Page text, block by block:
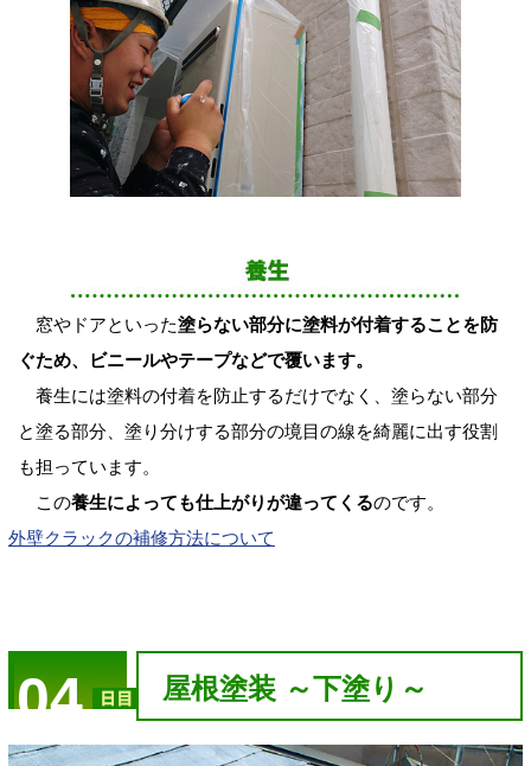
窓やドアといった塗らない部分に塗料が付着することを防
ぐため、ビニールやテープなどで覆います。
養生には塗料の付着を防止するだけでなく、塗らない部分
と塗る部分、塗り分けする部分の境目の線を綺麗に出す役割
も担っています。
この養生によっても仕上がりが違ってくるのです。
外壁クラックの補修方法について
04 屋根塗装 ～下塗り～